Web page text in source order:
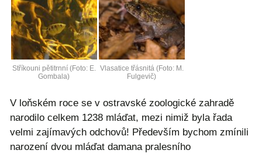
Stříkouni pětitrnní (Foto: E.
Gombala)
Vlasatice třásnitá (Foto: M.
Fulgevič)
V loňském roce se v ostravské zoologické zahradě
narodilo celkem 1238 mláďat, mezi nimiž byla řada
velmi zajímavých odchovů! Především bychom zmínili
narození dvou mláďat damana pralesního